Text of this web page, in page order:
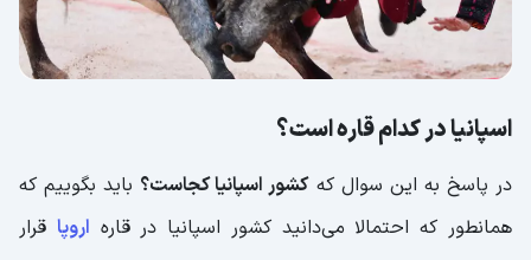
اسپانیا در کدام قاره است؟
در پاسخ به این سوال کهکشور اسپانیا کجاست؟ باید بگوییم که
همانطور که احتمالا می‌دانید کشور اسپانیا در قاره اروپا قرار